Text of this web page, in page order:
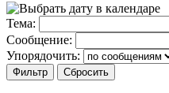
Тема:
Сообщение:
Упорядочить: